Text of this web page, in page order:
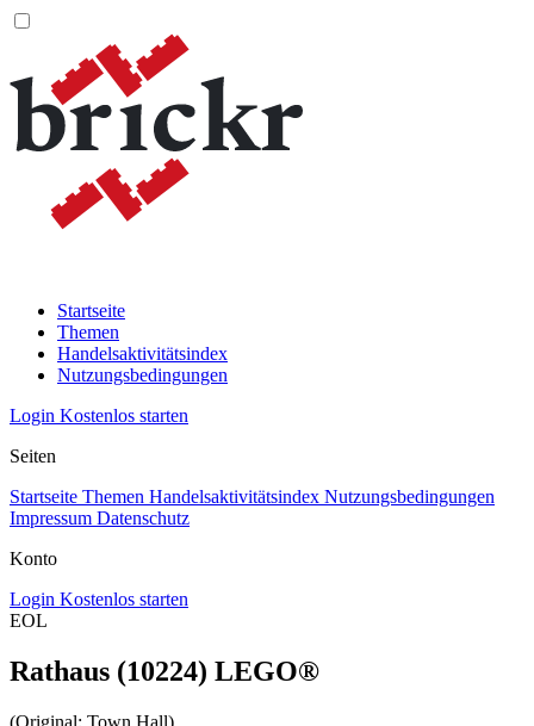
Startseite
Themen
Handelsaktivitätsindex
Nutzungsbedingungen
Login Kostenlos starten
Seiten
Startseite Themen Handelsaktivitätsindex Nutzungsbedingungen
Impressum Datenschutz
Konto
Login Kostenlos starten
EOL
Rathaus (10224) LEGO®
(Original: Town Hall)